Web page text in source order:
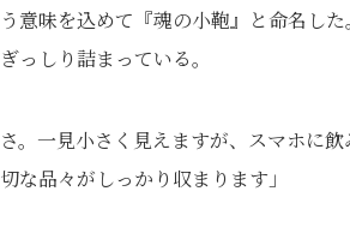
味を込めて『魂の小鞄』と命名した。
っしり詰まっている。
。一見小さく見えますが、スマホに飲
品々がしっかり収まります」